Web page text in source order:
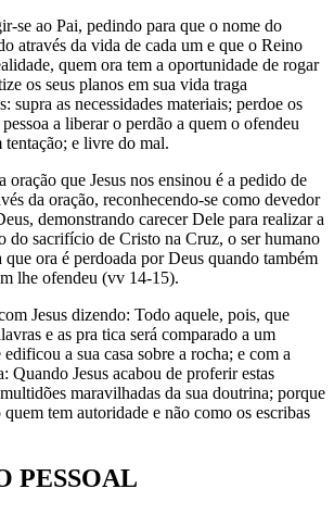
se ao Pai, pedindo para que o nome do
através da vida de cada um e que o Reino
quem ora tem a oportunidade de rogar
os seus planos em sua vida traga
supra as necessidades materiais; perdoe os
a liberar o perdão a quem o ofendeu
e livre do mal.
oração que Jesus nos ensinou é a pedido de
da oração, reconhecendo-se como devedor
demonstrando carecer Dele para realizar a
do sacrifício de Cristo na Cruz, o ser humano
que ora é perdoada por Deus quando também
lhe ofendeu (vv 14-15).
Jesus dizendo: Todo aquele, pois, que
e as pra tica será comparado a um
a sua casa sobre a rocha; e com a
Quando Jesus acabou de proferir estas
maravilhadas da sua doutrina; porque
tem autoridade e não como os escribas
PESSOAL